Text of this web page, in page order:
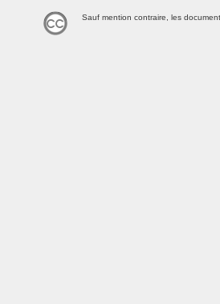
Sauf mention contraire, les